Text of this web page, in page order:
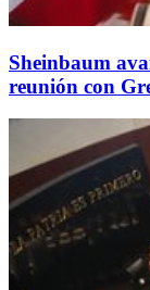
Sheinbaum
reunión con